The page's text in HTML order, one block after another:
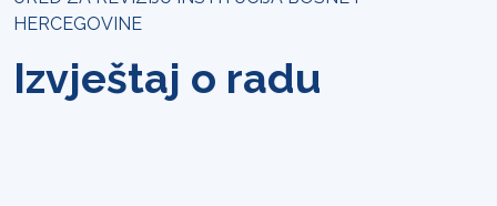
HERCEGOVINE
Izvještaj o radu